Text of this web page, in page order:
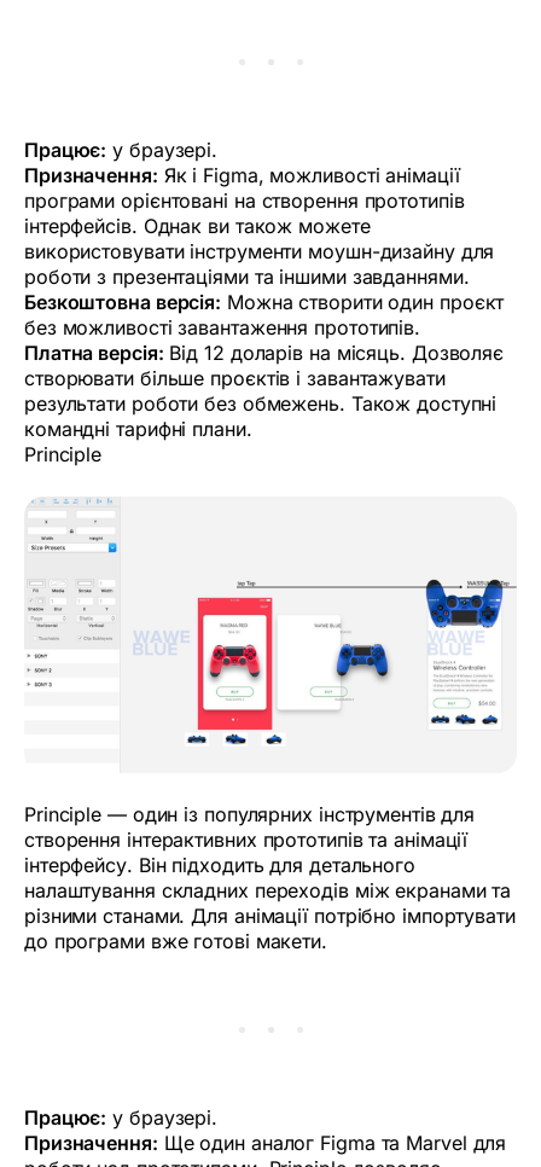
Працює: у браузері.
Призначення: Як і Figma, можливості анімації
програми орієнтовані на створення прототипів
інтерфейсів. Однак ви також можете
використовувати інструменти моушн-дизайну для
роботи з презентаціями та іншими завданнями.
Безкоштовна версія: Можна створити один проєкт
без можливості завантаження прототипів.
Платна версія: Від 12 доларів на місяць. Дозволяє
створювати більше проєктів і завантажувати
результати роботи без обмежень. Також доступні
командні тарифні плани.
Principle
Principle — один із популярних інструментів для
створення інтерактивних прототипів та анімації
інтерфейсу. Він підходить для детального
налаштування складних переходів між екранами та
різними станами. Для анімації потрібно імпортувати
до програми вже готові макети.
Працює: у браузері.
Призначення: Ще один аналог Figma та Marvel для